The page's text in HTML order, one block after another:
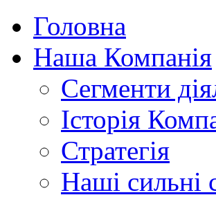
Головна
Наша Компанія
Сегменти
Історія
Стратегія
Наші сильні